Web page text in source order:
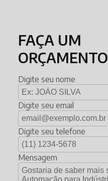
FAÇA UM
ORÇAMENTO
Digite seu nome
Digite seu email
Digite seu telefone
Mensagem